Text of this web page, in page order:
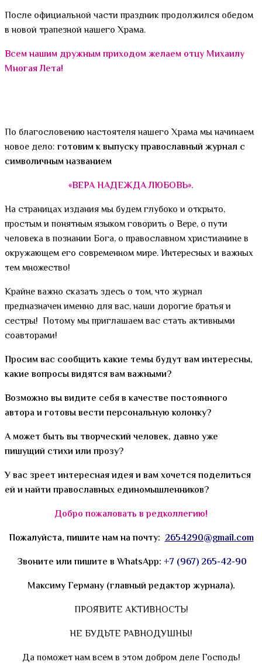
После официальной части праздник продолжился обедом
в новой трапезной нашего Храма.
Всем нашим дружным приходом желаем отцу Михаилу
Многая Лета!
По благословению настоятеля нашего Храма мы начинаем
новое дело:готовим к выпуску православный журнал с
символичным названием
«ВЕРА НАДЕЖДА ЛЮБОВЬ».
На страницах издания мы будем глубоко и открыто,
простым и понятным языком говорить о Вере, о пути
человека в познании Бога, о православном христианине в
окружающем его современном мире. Интересных и важных
тем множество!
Крайне важно сказать здесь о том, что журнал
предназначен именно для вас, наши дорогие братья и
сестры! Потому мы приглашаем вас стать активными
соавторами!
Просим вас сообщить какие темы будут вам интересны,
какие вопросы видятся вам важными?
Возможно вы видите себя в качестве постоянного
автора и готовы вести персональную колонку?
А может быть вы творческий человек, давно уже
пишущий стихи или прозу?
У вас зреет интересная идея и вам хочется поделиться
ей и найти православных единомышленников?
Добро пожаловать в редколлегию!
Пожалуйста, пишите нам на почту: 2654290@gmail.com
Звоните или пишите в WhatsApp: +7 (967) 265-42-90
Максиму Герману (главный редактор журнала).
ПРОЯВИТЕ АКТИВНОСТЬ!
НЕ БУДЬТЕ РАВНОДУШНЫ!
Да поможет нам всем в этом добром деле Господь!